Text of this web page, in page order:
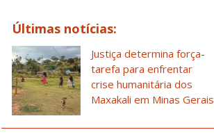
Últimas notícias:
Justiça determina força-
tarefa para enfrentar
crise humanitária dos
Maxakali em Minas Gerais